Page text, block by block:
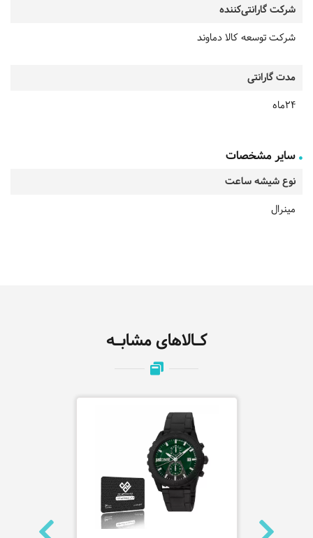
شرکت گارانتی‌کننده
شرکت توسعه کالا دماوند
مدت گارانتی
24ماه
سایر مشخصات
نوع شیشه ساعت
مینرال
کـالاهای مشابـه